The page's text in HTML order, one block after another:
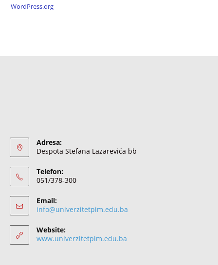
WordPress.org
Adresa:
Despota Stefana Lazarevića bb
Telefon:
051/378-300
Email:
info@univerzitetpim.edu.ba
Website:
www.univerzitetpim.edu.ba